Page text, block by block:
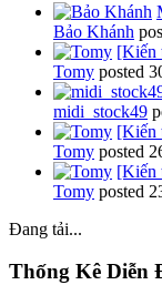
Bảo Khánh
[Kiến
Tomy posted
midi_stock49
[Kiến
Tomy posted
[Kiến
Tomy posted
Đang tải...
Thống Kê Diễn